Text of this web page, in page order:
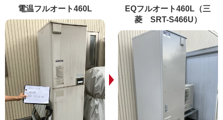
電温フルオート460L
EQフルオート460L（三
菱 SRT-S466U）